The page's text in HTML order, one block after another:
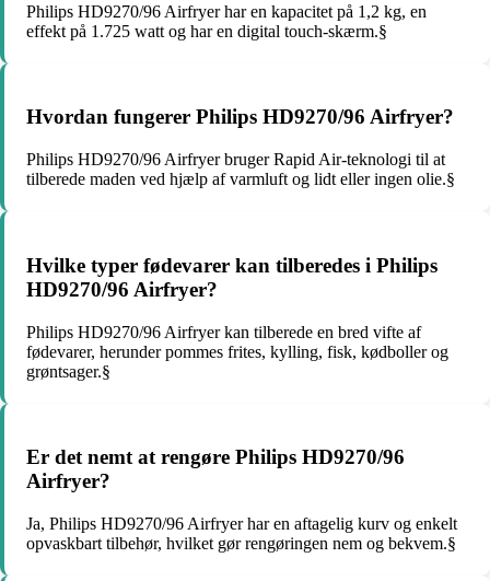
Philips HD9270/96 Airfryer har en kapacitet på 1,2 kg, en
effekt på 1.725 watt og har en digital touch-skærm.§
Hvordan fungerer Philips HD9270/96 Airfryer?
Philips HD9270/96 Airfryer bruger Rapid Air-teknologi til at
tilberede maden ved hjælp af varmluft og lidt eller ingen olie.§
Hvilke typer fødevarer kan tilberedes i Philips
HD9270/96 Airfryer?
Philips HD9270/96 Airfryer kan tilberede en bred vifte af
fødevarer, herunder pommes frites, kylling, fisk, kødboller og
grøntsager.§
Er det nemt at rengøre Philips HD9270/96
Airfryer?
Ja, Philips HD9270/96 Airfryer har en aftagelig kurv og enkelt
opvaskbart tilbehør, hvilket gør rengøringen nem og bekvem.§